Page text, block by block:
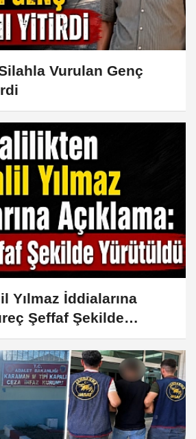
Vurulan Genç
Yılmaz İddialarına
Şeffaf Şekilde